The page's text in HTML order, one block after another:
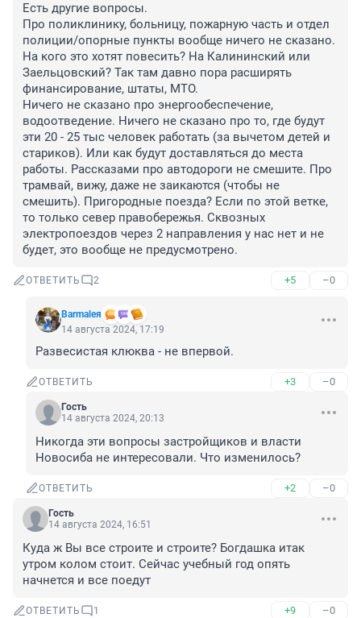
Есть другие вопросы.
Про поликлинику, больницу, пожарную часть и отдел
полиции/опорные пункты вообще ничего не сказано.
На кого это хотят повесить? На Калининский или
Заельцовский? Так там давно пора расширять
финансирование, штаты, МТО.
Ничего не сказано про энергообеспечение,
водоотведение. Ничего не сказано про то, где будут
эти 20 - 25 тыс человек работать (за вычетом детей и
стариков). Или как будут доставляться до места
работы. Рассказами про автодороги не смешите. Про
трамвай, вижу, даже не заикаются (чтобы не
смешить). Пригородные поезда? Если по этой ветке,
то только север правобережья. Сквозных
электропоездов через 2 направления у нас нет и не
будет, это вообще не предусмотрено.
ОТВЕТИТЬ 2 +5 –0
Barmaleя
14 августа 2024, 17:19
Развесистая клюква - не впервой.
ОТВЕТИТЬ +3 –0
Гость
14 августа 2024, 20:13
Никогда эти вопросы застройщиков и власти
Новосиба не интересовали. Что изменилось?
ОТВЕТИТЬ +2 –0
Гость
14 августа 2024, 16:51
Куда ж Вы все строите и строите? Богдашка итак
утром колом стоит. Сейчас учебный год опять
начнется и все поедут
ОТВЕТИТЬ 1 +9 –0